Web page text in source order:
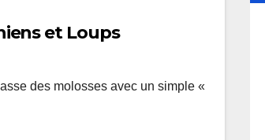
et Loups
des molosses avec un simple «